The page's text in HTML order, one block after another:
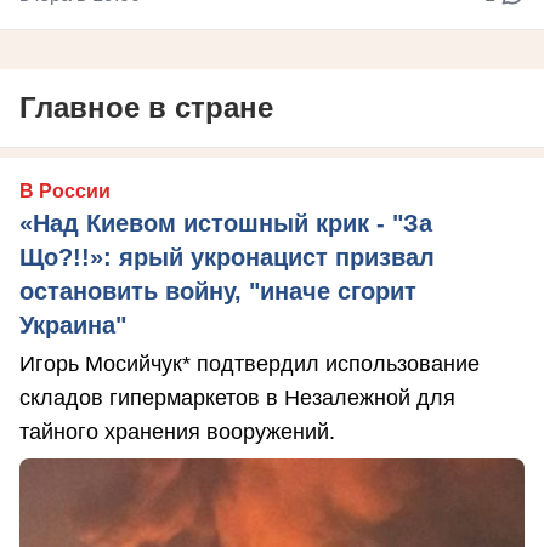
Главное в стране
В России
«Над Киевом истошный крик - "За
Що?!!»: ярый укронацист призвал
остановить войну, "иначе сгорит
Украина"
Игорь Мосийчук* подтвердил использование
складов гипермаркетов в Незалежной для
тайного хранения вооружений.